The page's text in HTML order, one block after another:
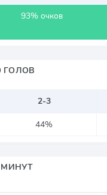
93% очков
ГОЛОВ
2-3
44%
МИНУТ